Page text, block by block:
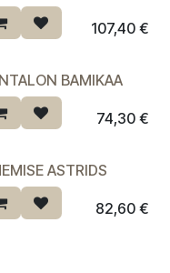
107,40€
BAMIKAA
74,30€
ASTRIDS
82,60€